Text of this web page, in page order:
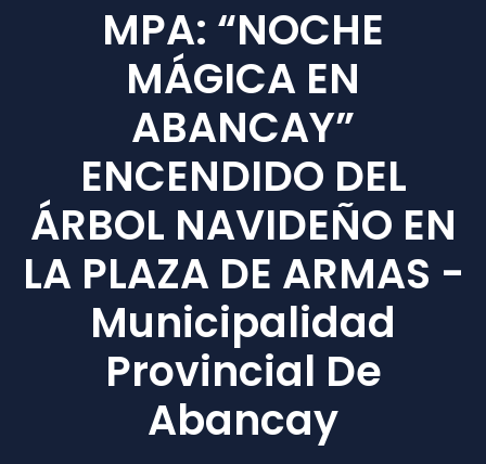
MPA: “NOCHE
MÁGICA EN
ABANCAY”
ENCENDIDO DEL
ÁRBOL NAVIDEÑO EN
LA PLAZA DE ARMAS -
Municipalidad
Provincial De
Abancay